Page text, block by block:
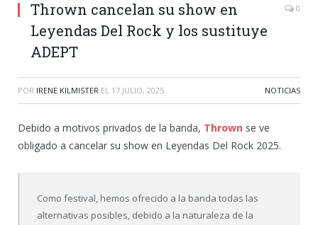
Thrown cancelan su show en
Leyendas Del Rock y los sustituye
ADEPT
0
POR IRENE KILMISTER EL 17 JULIO, 2025 NOTICIAS
Debido a motivos privados de la banda, Thrown se ve
obligado a cancelar su show en Leyendas Del Rock 2025.
Como festival, hemos ofrecido a la banda todas las
alternativas posibles, debido a la naturaleza de la